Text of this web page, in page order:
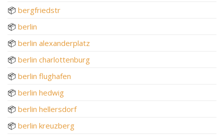
📦 bergfriedstr
📦 berlin
📦 berlin alexanderplatz
📦 berlin charlottenburg
📦 berlin flughafen
📦 berlin hedwig
📦 berlin hellersdorf
📦 berlin kreuzberg